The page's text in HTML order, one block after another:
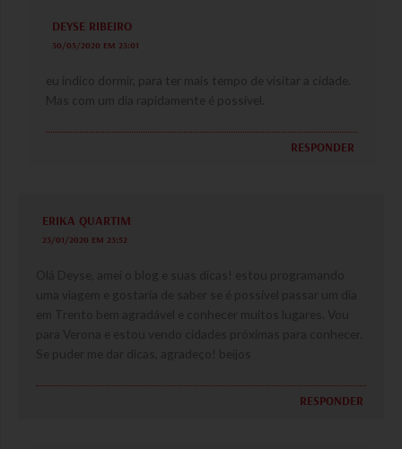
DEYSE RIBEIRO
30/05/2020 EM 23:01
eu indico dormir, para ter mais tempo de visitar a cidade.
Mas com um dia rapidamente é possível.
RESPONDER
ERIKA QUARTIM
23/01/2020 EM 23:52
RESPONDER